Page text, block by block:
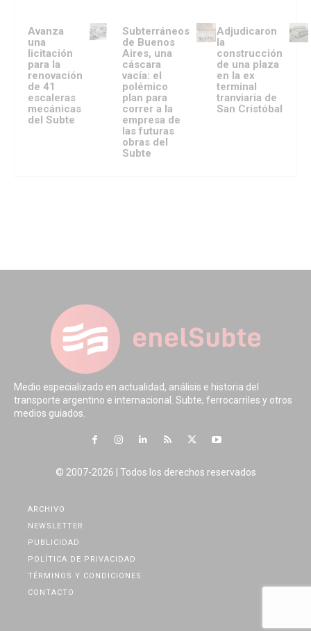
Avanza
una
licitación
para la
renovación
de 41
escaleras
mecánicas
del Subte
Subterráneos
de Buenos
Aires, una
cáscara
vacía: el
polémico
plan para
correr a la
empresa de
las futuras
obras del
Subte
Adjudicaron
la
construcción
de una plaza
en la ex
terminal
tranviaria de
San Cristóbal
Medio especializado en actualidad, análisis e historia del
transporte argentino e internacional. Subte, ferrocarriles y otros
medios guiados.
© 2007-2026 | Todos los derechos reservados
ARCHIVO
NEWSLETTER
PUBLICIDAD
POLÍTICA DE PRIVACIDAD
TÉRMINOS Y CONDICIONES
CONTACTO